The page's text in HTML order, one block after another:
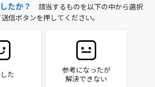
たか？
該当するものを以下の中から選択
送信ボタンを押してください。
た
参考になったが
解決できない